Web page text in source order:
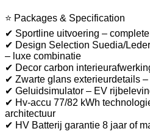
⭐ Packages & Specification
✔ Sportline uitvoering –
✔ Design Selection Suedia/
– luxe combinatie
✔ Decor carbon
✔ Zwarte glans exterieurdetails
✔ Geluidsimulator – EV
✔ Hv-accu 77/82 kWh
architectuur
✔ HV Batterij garantie 8 jaar of